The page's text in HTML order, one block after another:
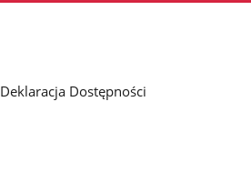
Deklaracja Dostępności